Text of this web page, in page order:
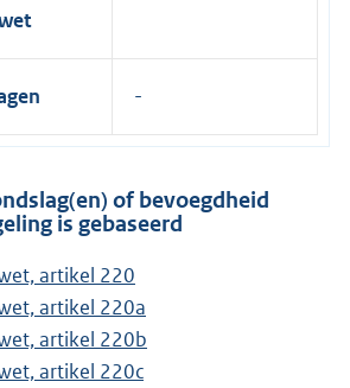
of bevoegdheid
is gebaseerd
artikel 220
artikel 220a
artikel 220b
artikel 220c